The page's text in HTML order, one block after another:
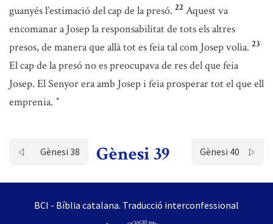
guanyés l’estimació del cap de la presó. 22 Aquest va
encomanar a Josep la responsabilitat de tots els altres
presos, de manera que allà tot es feia tal com Josep volia. 23
El cap de la presó no es preocupava de res del que feia
Josep. El Senyor era amb Josep i feia prosperar tot el que ell
emprenia. *
Gènesi 38 Gènesi 39 Gènesi 40
BCI - Bíblia catalana. Traducció interconfessional